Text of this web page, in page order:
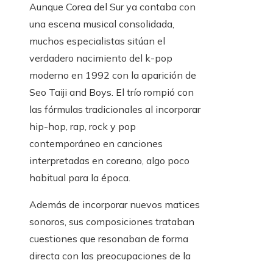
Aunque Corea del Sur ya contaba con
una escena musical consolidada,
muchos especialistas sitúan el
verdadero nacimiento del k-pop
moderno en 1992 con la aparición de
Seo Taiji and Boys. El trío rompió con
las fórmulas tradicionales al incorporar
hip-hop, rap, rock y pop
contemporáneo en canciones
interpretadas en coreano, algo poco
habitual para la época.
Además de incorporar nuevos matices
sonoros, sus composiciones trataban
cuestiones que resonaban de forma
directa con las preocupaciones de la